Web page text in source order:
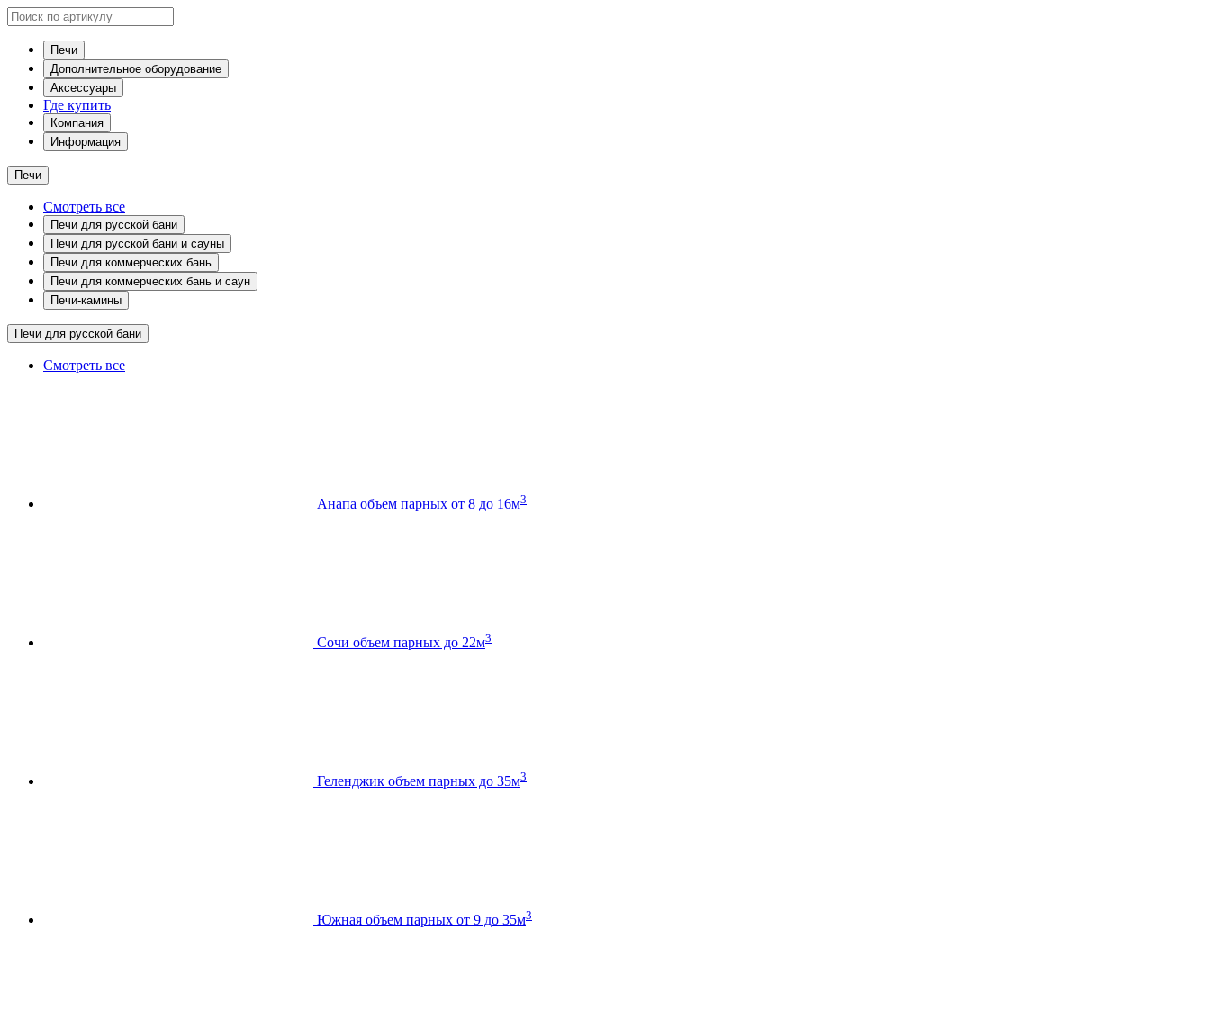
Печи
Дополнительное оборудование
Аксессуары
Где купить
Компания
Информация
Печи
Смотреть все
Печи для русской бани
Печи для русской бани и сауны
Печи для коммерческих бань
Печи для коммерческих бань и саун
Печи-камины
Печи для русской бани
Смотреть все
Анапа объем парных от 8 до 16м3
Сочи объем парных до 22м3
Геленджик объем парных до 35м3
Южная объем парных от 9 до 35м3